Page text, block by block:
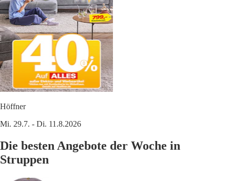
Höffner
Mi. 29.7. - Di. 11.8.2026
Die besten Angebote der Woche in
Struppen